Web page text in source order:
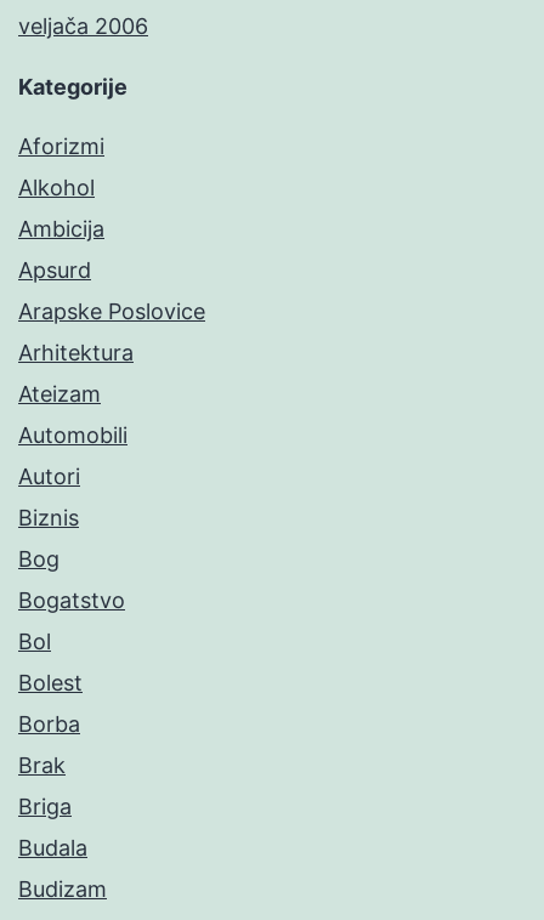
veljača 2006
Kategorije
Aforizmi
Alkohol
Ambicija
Apsurd
Arapske Poslovice
Arhitektura
Ateizam
Automobili
Autori
Biznis
Bog
Bogatstvo
Bol
Bolest
Borba
Brak
Briga
Budala
Budizam